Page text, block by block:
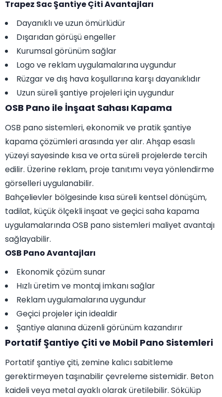
Trapez Sac Şantiye Çiti Avantajları
Dayanıklı ve uzun ömürlüdür
Dışarıdan görüşü engeller
Kurumsal görünüm sağlar
Logo ve reklam uygulamalarına uygundur
Rüzgar ve dış hava koşullarına karşı dayanıklıdır
Uzun süreli şantiye projeleri için uygundur
OSB Pano ile İnşaat Sahası Kapama
OSB pano sistemleri, ekonomik ve pratik şantiye
kapama çözümleri arasında yer alır. Ahşap esaslı
yüzeyi sayesinde kısa ve orta süreli projelerde tercih
edilir. Üzerine reklam, proje tanıtımı veya yönlendirme
görselleri uygulanabilir.
Bahçelievler bölgesinde kısa süreli kentsel dönüşüm,
tadilat, küçük ölçekli inşaat ve geçici saha kapama
uygulamalarında OSB pano sistemleri maliyet avantajı
sağlayabilir.
OSB Pano Avantajları
Ekonomik çözüm sunar
Hızlı üretim ve montaj imkanı sağlar
Reklam uygulamalarına uygundur
Geçici projeler için idealdir
Şantiye alanına düzenli görünüm kazandırır
Portatif Şantiye Çiti ve Mobil Pano Sistemleri
Portatif şantiye çiti, zemine kalıcı sabitleme
gerektirmeyen taşınabilir çevreleme sistemidir. Beton
kaideli veya metal ayaklı olarak üretilebilir. Sökülüp